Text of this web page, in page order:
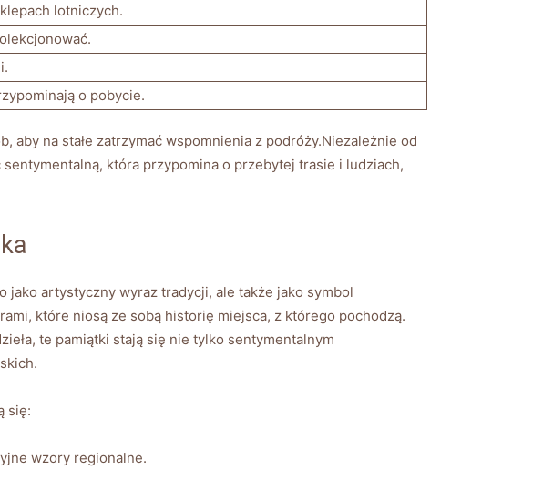
lotniczych.
o pobycie.
aby⁢ na stałe zatrzymać wspomnienia z podróży.Niezależnie od
która⁤ przypomina o przebytej trasie i ludziach,​
artystyczny wyraz tradycji, ‍ale także​ jako ‍symbol
które niosą ze sobą historię miejsca, z którego pochodzą.
te ‌pamiątki stają się nie tylko sentymentalnym
się:
wzory‍ regionalne.